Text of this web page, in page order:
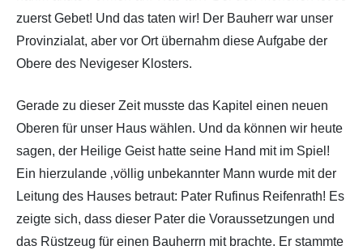
zuerst Gebet! Und das taten wir! Der Bauherr war unser
Provinzialat, aber vor Ort übernahm diese Aufgabe der
Obere des Nevigeser Klosters.
Gerade zu dieser Zeit musste das Kapitel einen neuen
Oberen für unser Haus wählen. Und da können wir heute
sagen, der Heilige Geist hatte seine Hand mit im Spiel!
Ein hierzulande ‚völlig unbekannter Mann wurde mit der
Leitung des Hauses betraut: Pater Rufinus Reifenrath! Es
zeigte sich, dass dieser Pater die Voraussetzungen und
das Rüstzeug für einen Bauherrn mit brachte. Er stammte